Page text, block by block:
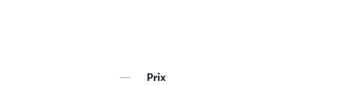
— Prix